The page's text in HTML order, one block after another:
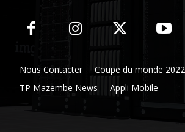
Nous Contacter Coupe du monde 2022
TP Mazembe News
Appli Mobile